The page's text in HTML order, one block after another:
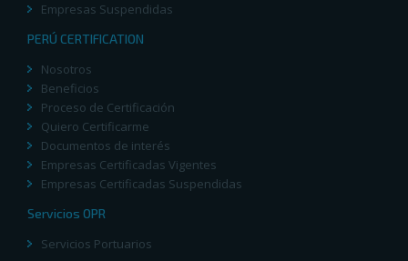
Empresas Suspendidas
PERÚ CERTIFICATION
Nosotros
Beneficios
Proceso de Certificación
Quiero Certificarme
Documentos de interés
Empresas Certificadas Vigentes
Empresas Certificadas Suspendidas
Servicios OPR
Servicios Portuarios